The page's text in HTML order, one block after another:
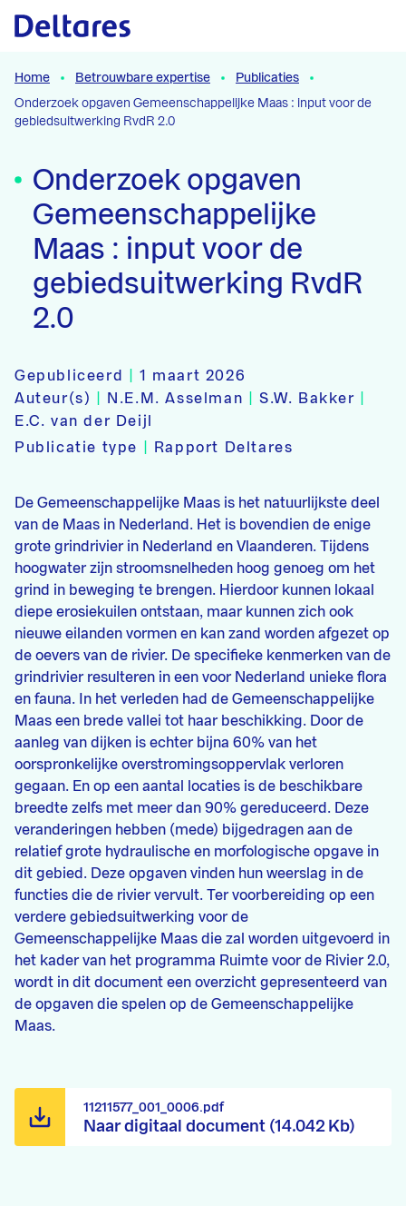
Naar hoofdcontent
Home Betrouwbare expertise
Publicaties
Onderzoek opgaven Gemeenschappelijke Maas : input voor de
gebiedsuitwerking RvdR 2.0
Onderzoek opgaven
Gemeenschappelijke
Maas : input voor de
gebiedsuitwerking RvdR
2.0
Gepubliceerd |1 maart 2026
Auteur(s)
N.E.M. Asselman |S.W. Bakker
E.C. van der Deijl
Publicatie type
Rapport Deltares
De Gemeenschappelijke Maas is het natuurlijkste deel
van de Maas in Nederland. Het is bovendien de enige
grote grindrivier in Nederland en Vlaanderen. Tijdens
hoogwater zijn stroomsnelheden hoog genoeg om het
grind in beweging te brengen. Hierdoor kunnen lokaal
diepe erosiekuilen ontstaan, maar kunnen zich ook
nieuwe eilanden vormen en kan zand worden afgezet op
de oevers van de rivier. De specifieke kenmerken van de
grindrivier resulteren in een voor Nederland unieke flora
en fauna. In het verleden had de Gemeenschappelijke
Maas een brede vallei tot haar beschikking. Door de
aanleg van dijken is echter bijna 60% van het
oorspronkelijke overstromingsoppervlak verloren
gegaan. En op een aantal locaties is de beschikbare
breedte zelfs met meer dan 90% gereduceerd. Deze
veranderingen hebben (mede) bijgedragen aan de
relatief grote hydraulische en morfologische opgave in
dit gebied. Deze opgaven vinden hun weerslag in de
functies die de rivier vervult. Ter voorbereiding op een
verdere gebiedsuitwerking voor de
Gemeenschappelijke Maas die zal worden uitgevoerd in
het kader van het programma Ruimte voor de Rivier 2.0,
wordt in dit document een overzicht gepresenteerd van
de opgaven die spelen op de Gemeenschappelijke
Maas.
Naar digitaal document (14.042 Kb)
11211577_001_0006.pdf